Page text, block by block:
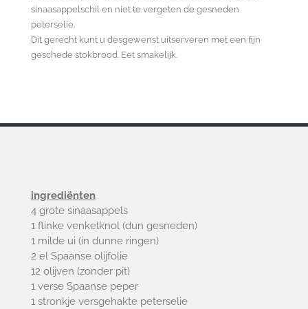
sinaasappelschil en niet te vergeten de gesneden
peterselie.
Dit gerecht kunt u desgewenst uitserveren met een fijn
geschede stokbrood. Eet smakelijk.
ingrediënten
4 grote sinaasappels
1 flinke venkelknol (dun gesneden)
1 milde ui (in dunne ringen)
2 el Spaanse olijfolie
12 olijven (zonder pit)
1 verse Spaanse peper
1 stronkje versgehakte peterselie